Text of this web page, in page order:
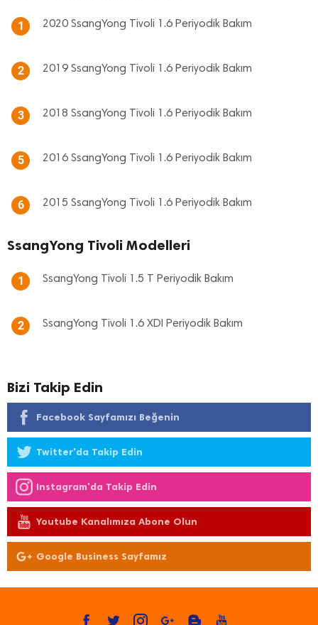
1 2020 SsangYong Tivoli 1.6 Periyodik Bakım
2 2019 SsangYong Tivoli 1.6 Periyodik Bakım
3 2018 SsangYong Tivoli 1.6 Periyodik Bakım
5 2016 SsangYong Tivoli 1.6 Periyodik Bakım
6 2015 SsangYong Tivoli 1.6 Periyodik Bakım
SsangYong Tivoli Modelleri
1 SsangYong Tivoli 1.5 T Periyodik Bakım
2 SsangYong Tivoli 1.6 XDI Periyodik Bakım
Bizi Takip Edin
Facebook Sayfamızı Beğenin
Twitter'da Takip Edin
Instagram'da Takip Edin
Youtube Kanalımıza Abone Olun
Google Business Sayfamız